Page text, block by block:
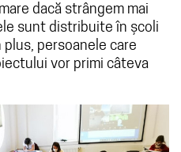
dacă strângem mai
sunt distribuite în școli
plus, persoanele care
vor primi câteva